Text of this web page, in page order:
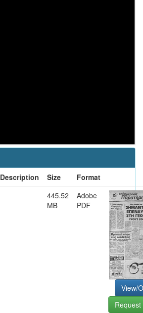
Description Size
Format
445.52
MB
Adobe
PDF
View/